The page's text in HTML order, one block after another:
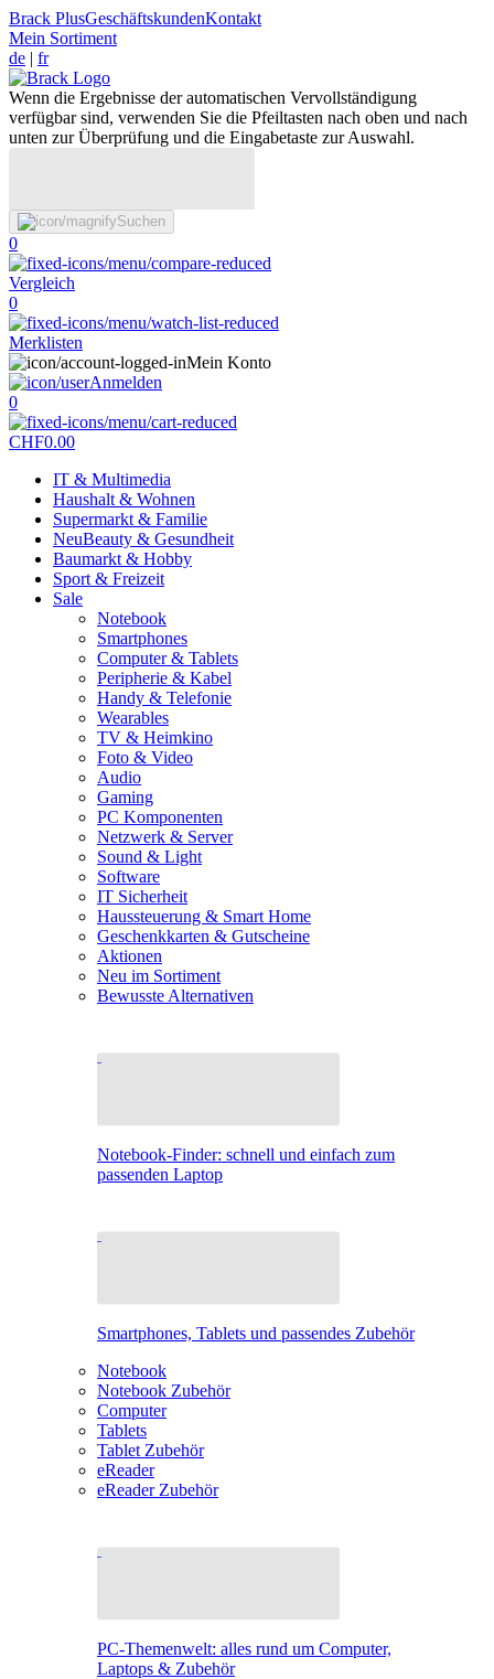
Brack PlusGeschäftskundenKontakt
Mein Sortiment
de | fr
Wenn die Ergebnisse der automatischen Vervollständigung
verfügbar sind, verwenden Sie die Pfeiltasten nach oben und nach
unten zur Überprüfung und die Eingabetaste zur Auswahl.
Suchen
0
Vergleich
0
Merklisten
Mein Konto
Anmelden
0
CHF0.00
IT & Multimedia
Haushalt & Wohnen
Supermarkt & Familie
NeuBeauty & Gesundheit
Baumarkt & Hobby
Sport & Freizeit
Sale
Notebook
Smartphones
Computer & Tablets
Peripherie & Kabel
Handy & Telefonie
Wearables
TV & Heimkino
Foto & Video
Audio
Gaming
PC Komponenten
Netzwerk & Server
Sound & Light
Software
IT Sicherheit
Haussteuerung & Smart Home
Geschenkkarten & Gutscheine
Aktionen
Neu im Sortiment
Bewusste Alternativen
Notebook-Finder: schnell und einfach zum
passenden Laptop
Smartphones, Tablets und passendes Zubehör
Notebook
Notebook Zubehör
Computer
Tablets
Tablet Zubehör
eReader
eReader Zubehör
PC-Themenwelt: alles rund um Computer,
Laptops & Zubehör